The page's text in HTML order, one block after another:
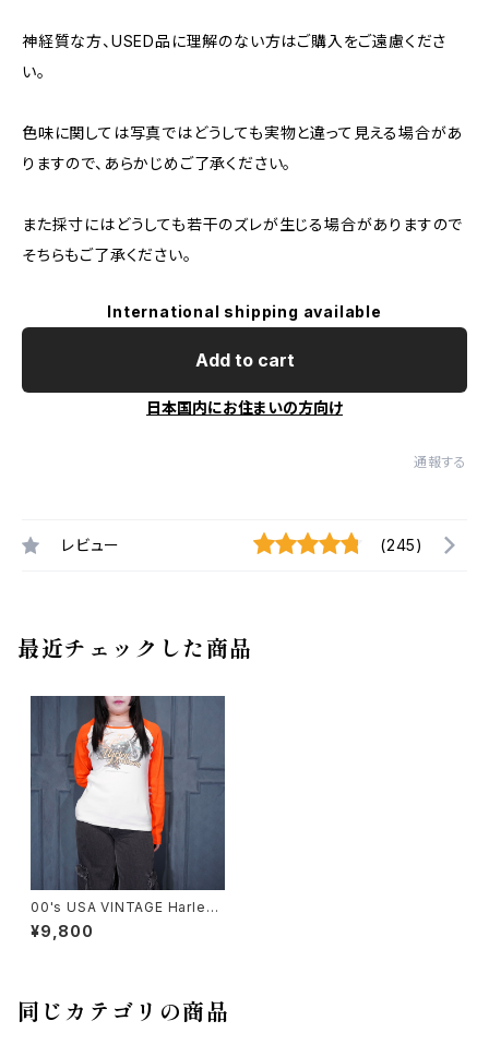
神経質な方、USED品に理解のない方はご購入をご遠慮くださ
い。
色味に関しては写真ではどうしても実物と違って見える場合があ
りますので、あらかじめご了承ください。
また採寸にはどうしても若干のズレが生じる場合がありますので
そちらもご了承ください。
International shipping available
Add to cart
日本国内にお住まいの方向け
通報する
レビュー (245)
最近チェックした商品
00's USA VINTAGE Harley
Davidson LOONEY TUNES
PRINT DESIGN RAGLAN SL
(長袖カットソー)
¥9,800
同じカテゴリの商品